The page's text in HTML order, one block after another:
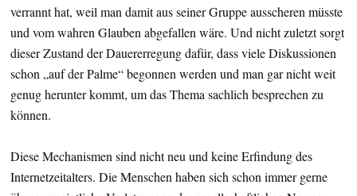
verrannt hat, weil man damit aus seiner Gruppe ausscheren müsste
und vom wahren Glauben abgefallen wäre. Und nicht zuletzt sorgt
dieser Zustand der Dauererregung dafür, dass viele Diskussionen
schon „auf der Palme“ begonnen werden und man gar nicht weit
genug herunter kommt, um das Thema sachlich besprechen zu
können.
Diese Mechanismen sind nicht neu und keine Erfindung des
Internetzeitalters. Die Menschen haben sich schon immer gerne